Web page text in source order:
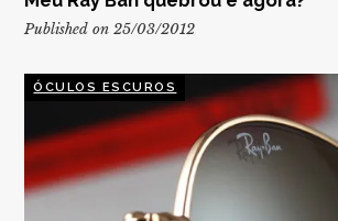
Published on 25/03/2012
ÓCULOS ESCUROS